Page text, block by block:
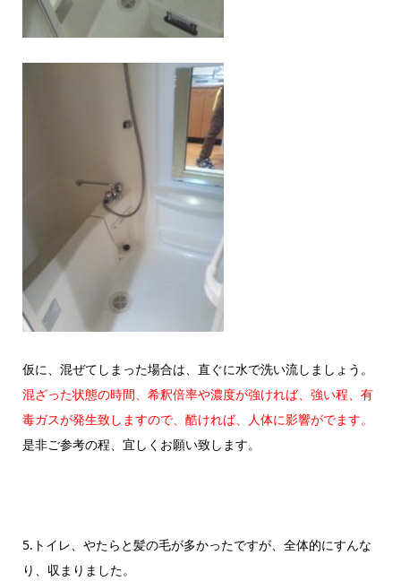
仮に、混ぜてしまった場合は、直ぐに水で洗い流しましょう。
混ざった状態の時間、希釈倍率や濃度が強ければ、強い程、有
毒ガスが発生致しますので、酷ければ、人体に影響がでます。
是非ご参考の程、宜しくお願い致します。
5.トイレ、やたらと髪の毛が多かったですが、全体的にすんな
り、収まりました。